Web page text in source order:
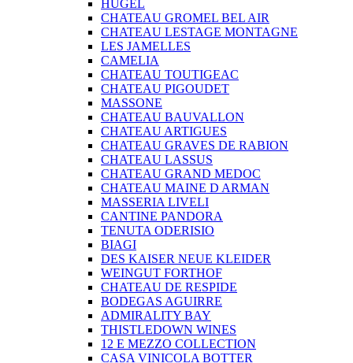
HUGEL
CHATEAU GROMEL BEL AIR
CHATEAU LESTAGE MONTAGNE
LES JAMELLES
CAMELIA
CHATEAU TOUTIGEAC
CHATEAU PIGOUDET
MASSONE
CHATEAU BAUVALLON
CHATEAU ARTIGUES
CHATEAU GRAVES DE RABION
CHATEAU LASSUS
CHATEAU GRAND MEDOC
CHATEAU MAINE D ARMAN
MASSERIA LIVELI
CANTINE PANDORA
TENUTA ODERISIO
BIAGI
DES KAISER NEUE KLEIDER
WEINGUT FORTHOF
CHATEAU DE RESPIDE
BODEGAS AGUIRRE
ADMIRALITY BAY
THISTLEDOWN WINES
12 E MEZZO COLLECTION
CASA VINICOLA BOTTER